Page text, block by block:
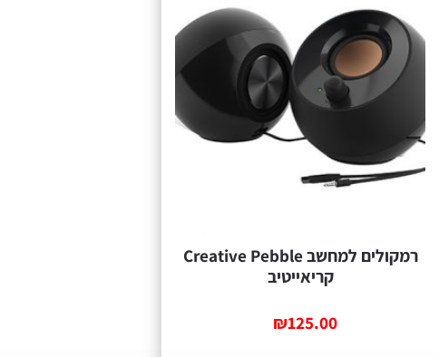
רמקולים למחשב Creative Pebble
קריאייטיב
₪125.00